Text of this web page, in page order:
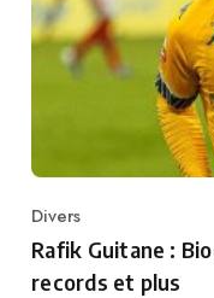
Category
Divers
Rafik Guitane :
records et plus